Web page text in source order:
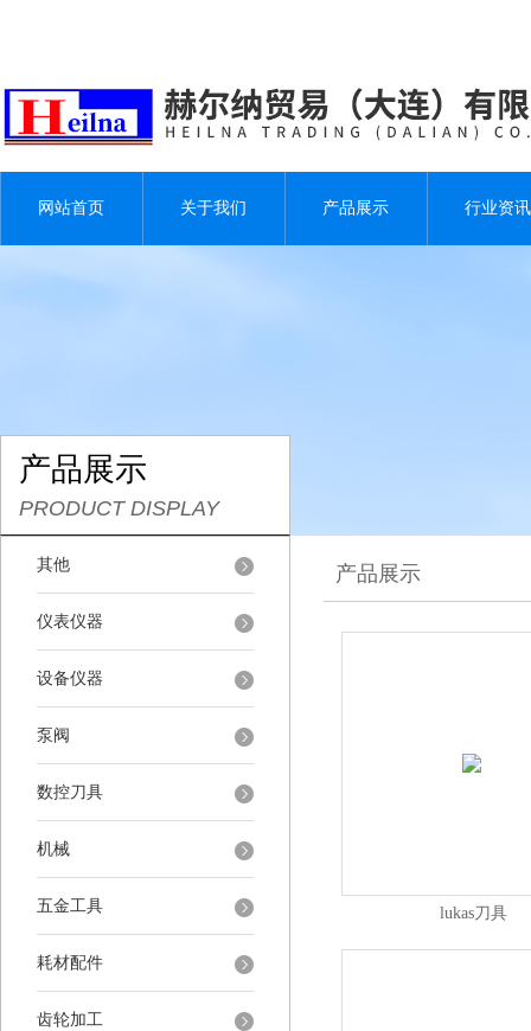
网站首页 关于我们 产品展示 行业资讯
产品展示
PRODUCT DISPLAY
其他
仪表仪器
设备仪器
泵阀
数控刀具
机械
五金工具
耗材配件
齿轮加工
产品展示
lukas刀具